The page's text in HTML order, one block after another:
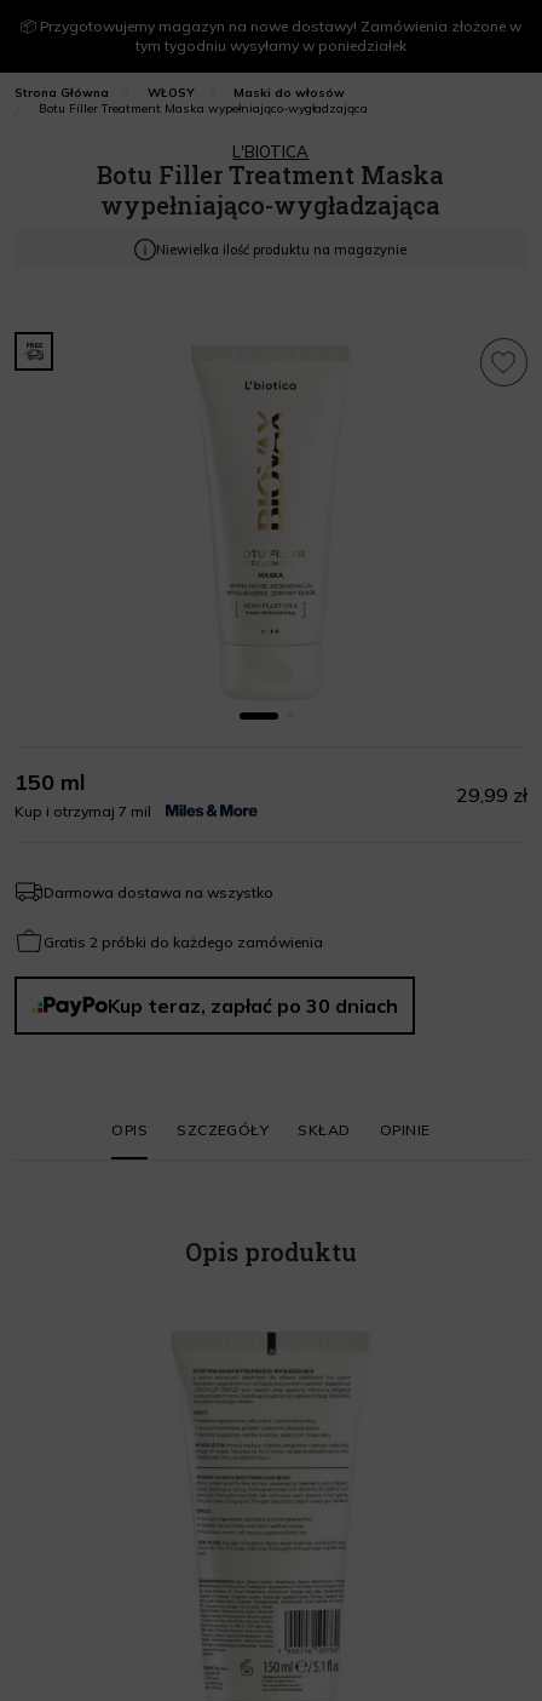
📦 Przygotowujemy magazyn na nowe dostawy! Zamówienia złożone w
tym tygodniu wysyłamy w poniedziałek
Strona Główna WŁOSY
Maski do włosów
Botu Filler Treatment Maska wypełniająco-wygładzająca
L'BIOTICA
Botu Filler Treatment Maska
wypełniająco-wygładzająca
Niewielka ilość produktu na magazynie
150 ml
Kup i otrzymaj 7 mil
29,99 zł
Darmowa dostawa na wszystko
Gratis 2 próbki do każdego zamówienia
Kup teraz, zapłać po 30 dniach
OPIS SZCZEGÓŁY SKŁAD OPINIE
Opis produktu